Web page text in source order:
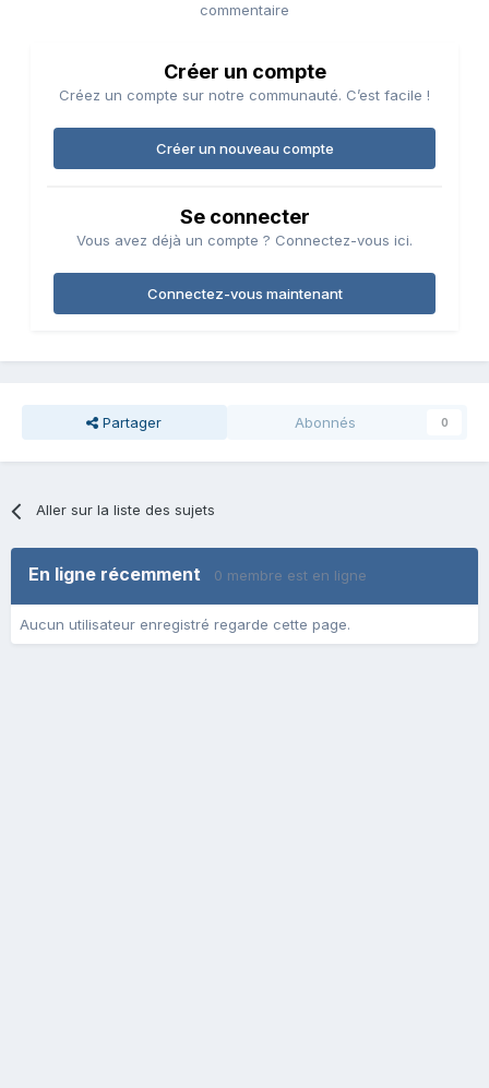
commentaire
Créer un compte
Créez un compte sur notre communauté. C’est facile !
Créer un nouveau compte
Se connecter
Vous avez déjà un compte ? Connectez-vous ici.
Connectez-vous maintenant
Partager Abonnés 0
Aller sur la liste des sujets
En ligne récemment 0 membre est en ligne
Aucun utilisateur enregistré regarde cette page.